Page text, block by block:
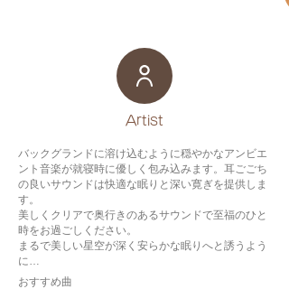
​Artist
バックグランドに溶け込むように穏やかなアンビエ
ント音楽が就寝時に優しく包み込みます。耳ごごち
の良いサウンドは快適な眠りと深い寛ぎを提供しま
す。
美しくクリアで奥行きのあるサウンドで至福のひと
時をお過ごしください。
まるで美しい星空が深く安らかな眠りへと誘うよう
に…
おすすめ曲